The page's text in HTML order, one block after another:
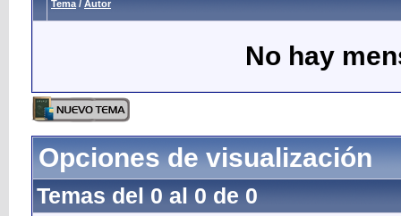
Tema / Autor
No hay
Opciones de visualización
Temas del 0 al 0 de 0